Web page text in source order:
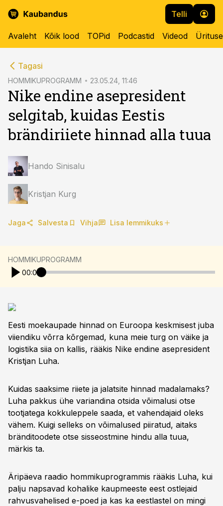
Telli
Avaleht Kõik lood TOPid Podcastid Videod
Tagasi
HOMMIKUPROGRAMM 23.05.24, 11:46
Nike endine asepresident
selgitab, kuidas Eestis
brändiriiete hinnad alla tuua
Hando Sinisalu
Kristjan Kurg
Jaga Salvesta Vihja Lisa lemmikuks
HOMMIKUPROGRAMM
00:00
Eesti moekaupade hinnad on Euroopa keskmisest juba
viiendiku võrra kõrgemad, kuna meie turg on väike ja
logistika siia on kallis, rääkis Nike endine asepresident
Kristjan Luha.
Kuidas saaksime riiete ja jalatsite hinnad madalamaks?
Luha pakkus ühe variandina otsida võimalusi otse
tootjatega kokkuleppele saada, et vahendajaid oleks
vähem. Kuigi selleks on võimalused piiratud, aitaks
bränditoodete otse sisseostmine hindu alla tuua,
märkis ta.
Äripäeva raadio hommikuprogrammis rääkis Luha, kui
palju napsavad kohalike kaupmeeste eest ostlejaid
rahvusvahelised e-poed ja kas ka eestlastel on mingi